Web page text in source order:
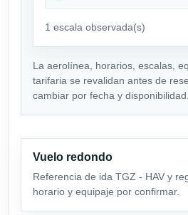
1 escala observada(s)
La aerolínea, horarios, escalas,
tarifaria se revalidan antes de
cambiar por fecha y disponibilidad.
Vuelo redondo
Referencia de ida TGZ - HAV y
horario y equipaje por confirmar.